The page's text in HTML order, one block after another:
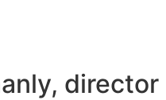
director